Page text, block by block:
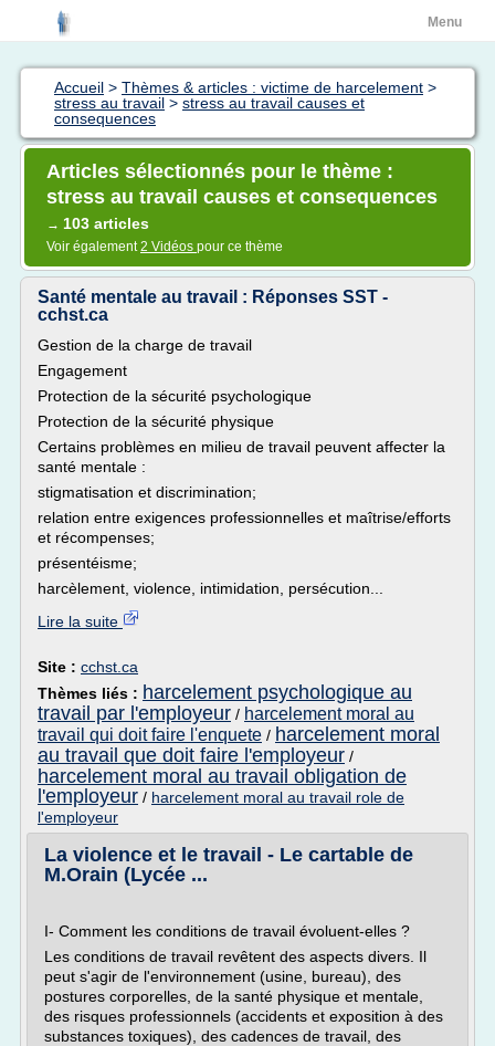
Menu
Accueil > Thèmes & articles : victime de harcelement >
stress au travail > stress au travail causes et
consequences
Articles sélectionnés pour le thème :
stress au travail causes et consequences
→ 103 articles
Voir également2 Vidéos pour ce thème
Santé mentale au travail : Réponses SST -
cchst.ca
Gestion de la charge de travail
Engagement
Protection de la sécurité psychologique
Protection de la sécurité physique
Certains problèmes en milieu de travail peuvent affecter la
santé mentale :
stigmatisation et discrimination;
relation entre exigences professionnelles et maîtrise/efforts
et récompenses;
présentéisme;
harcèlement, violence, intimidation, persécution...
Lire la suite
Site : cchst.ca
Thèmes liés : harcelement psychologique au
travail par l'employeur / harcelement moral au
travail qui doit faire l'enquete / harcelement moral
au travail que doit faire l'employeur /
harcelement moral au travail obligation de
l'employeur / harcelement moral au travail role de
l'employeur
La violence et le travail - Le cartable de
M.Orain (Lycée ...
I- Comment les conditions de travail évoluent-elles ?
Les conditions de travail revêtent des aspects divers. Il
peut s'agir de l'environnement (usine, bureau), des
postures corporelles, de la santé physique et mentale,
des risques professionnels (accidents et exposition à des
substances toxiques), des cadences de travail, des